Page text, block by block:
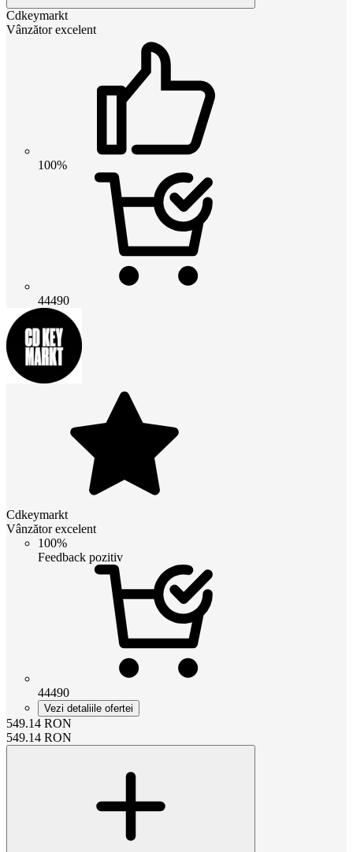
Cdkeymarkt
Vânzător excelent
100%
44490
Cdkeymarkt
Vânzător excelent
100%
Feedback pozitiv
44490
Vezi detaliile ofertei
549.14 RON
549.14 RON